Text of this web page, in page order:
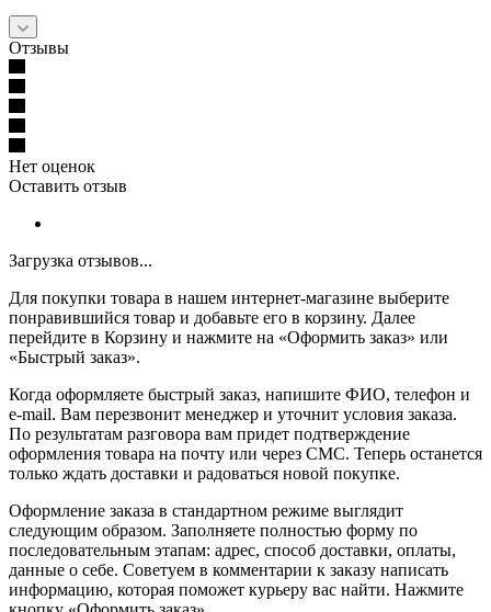
Отзывы
Нет оценок
Оставить отзыв
Загрузка отзывов...
Для покупки товара в нашем интернет-магазине выберите
понравившийся товар и добавьте его в корзину. Далее
перейдите в Корзину и нажмите на «Оформить заказ» или
«Быстрый заказ».
Когда оформляете быстрый заказ, напишите ФИО, телефон и
e-mail. Вам перезвонит менеджер и уточнит условия заказа.
По результатам разговора вам придет подтверждение
оформления товара на почту или через СМС. Теперь останется
только ждать доставки и радоваться новой покупке.
Оформление заказа в стандартном режиме выглядит
следующим образом. Заполняете полностью форму по
последовательным этапам: адрес, способ доставки, оплаты,
данные о себе. Советуем в комментарии к заказу написать
информацию, которая поможет курьеру вас найти. Нажмите